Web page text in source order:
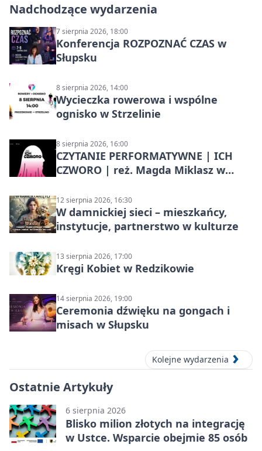
Nadchodzące wydarzenia
7 sierpnia 2026, 18:00
Konferencja ROZPOZNAĆ CZAS w
Słupsku
8 sierpnia 2026, 14:00
Wycieczka rowerowa i wspólne
ognisko w Strzelinie
8 sierpnia 2026, 16:00
CZYTANIE PERFORMATYWNE | ICH
CZWORO | reż. Magda Miklasz w
12 sierpnia 2026, 16:30
W damnickiej sieci – mieszkańcy,
instytucje, partnerstwo w kulturze
13 sierpnia 2026, 17:00
Kręgi Kobiet w Redzikowie
14 sierpnia 2026, 19:00
Ceremonia dźwięku na gongach i
misach w Słupsku
Kolejne wydarzenia
Ostatnie Artykuły
6 sierpnia 2026
Blisko milion złotych na integrację
w Ustce. Wsparcie obejmie 85 osób